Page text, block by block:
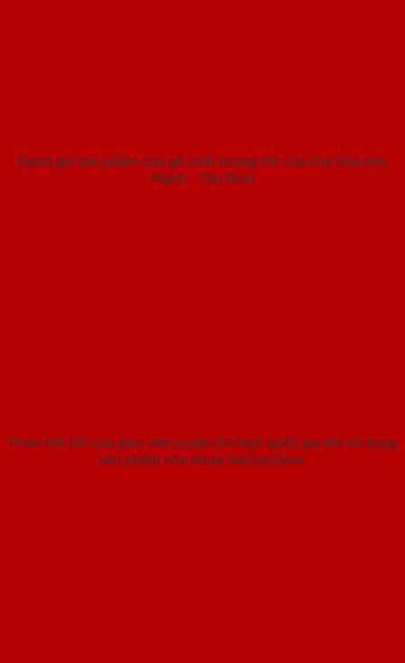
Đánh giá sản phẩm cửa gỗ chất lượng tốt của chủ nhà anh
Mạnh - Tân Bình
Phản hồi tốt của giáo viên luyện thi thpt quốc gia khi sử dụng
sản phẩm cửa nhựa SaiGonDoor